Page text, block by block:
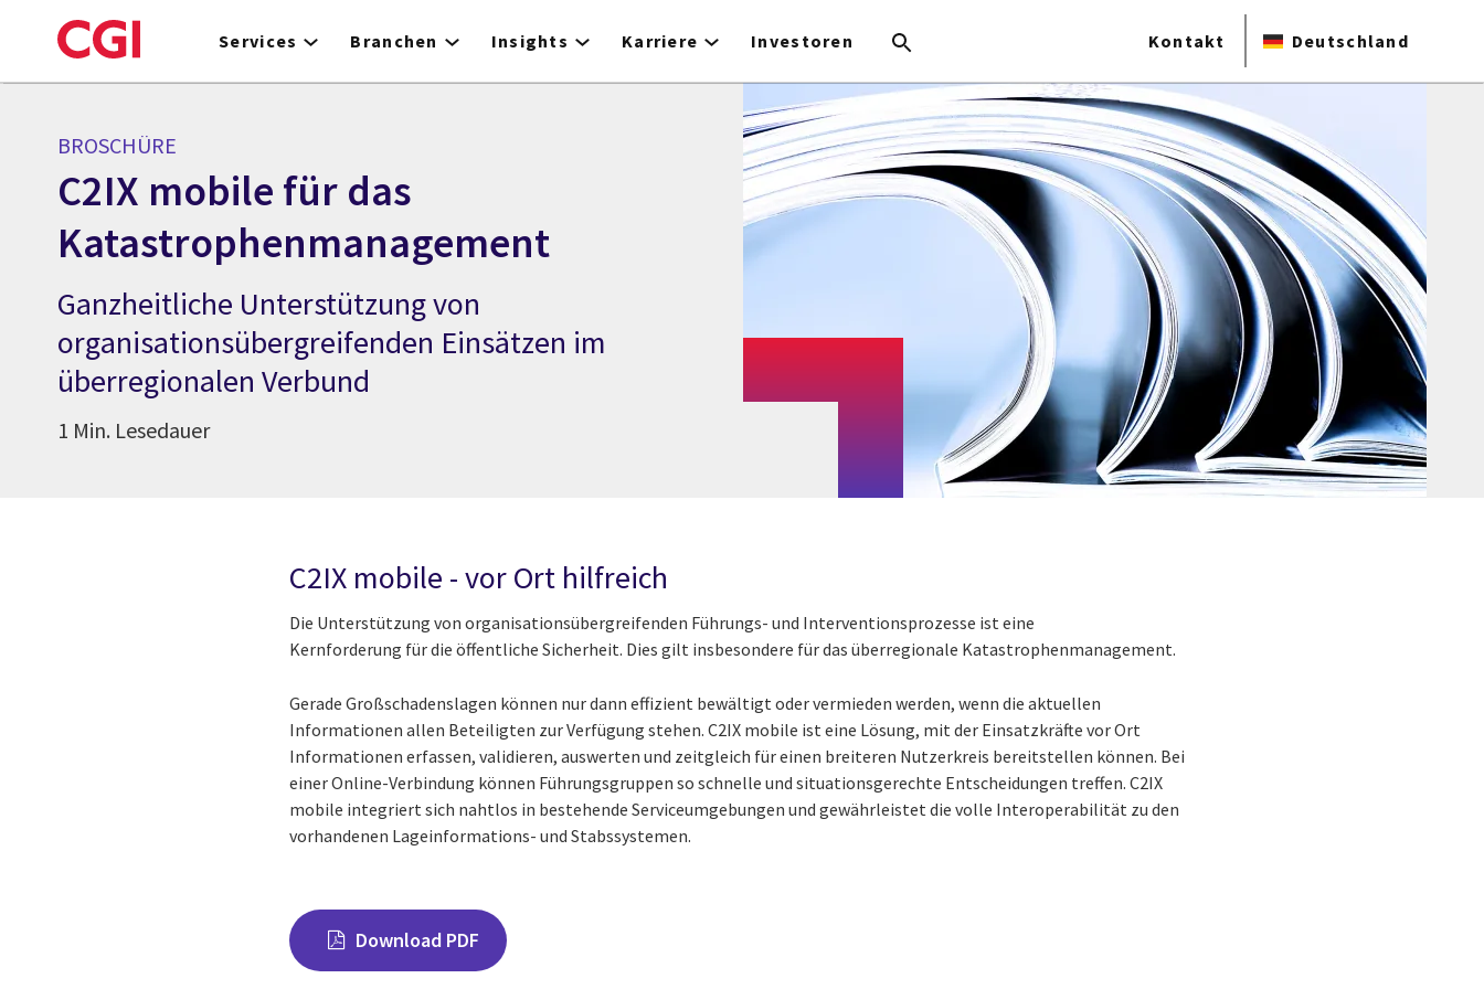
to
Services Branchen Insights Karriere Investoren Kontakt Deutschland
BROSCHÜRE
C2IX mobile für das
Katastrophenmanagement
Ganzheitliche Unterstützung von
organisationsübergreifenden Einsätzen im
überregionalen Verbund
1 Min. Lesedauer
C2IX mobile - vor Ort hilfreich
Die Unterstützung von organisationsübergreifenden Führungs- und Interventionsprozesse ist eine
Kernforderung für die öffentliche Sicherheit. Dies gilt insbesondere für das überregionale Katastrophenmanagement.
Gerade Großschadenslagen können nur dann effizient bewältigt oder vermieden werden, wenn die aktuellen
Informationen allen Beteiligten zur Verfügung stehen. C2IX mobile ist eine Lösung, mit der Einsatzkräfte vor Ort
Informationen erfassen, validieren, auswerten und zeitgleich für einen breiteren Nutzerkreis bereitstellen können. Bei
einer Online-Verbindung können Führungsgruppen so schnelle und situationsgerechte Entscheidungen treffen. C2IX
mobile integriert sich nahtlos in bestehende Serviceumgebungen und gewährleistet die volle Interoperabilität zu den
vorhandenen Lageinformations- und Stabssystemen.
Download PDF